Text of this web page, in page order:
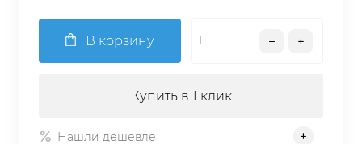
В корзину
Купить в 1 клик
Нашли дешевле